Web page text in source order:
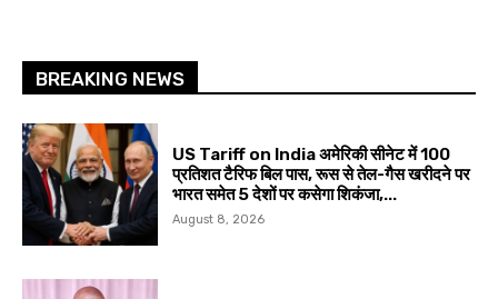
BREAKING NEWS
US Tariff on India अमेरिकी सीनेट में 100
प्रतिशत टैरिफ बिल पास, रूस से तेल-गैस खरीदने पर
भारत समेत 5 देशों पर कसेगा शिकंजा,...
August 8, 2026